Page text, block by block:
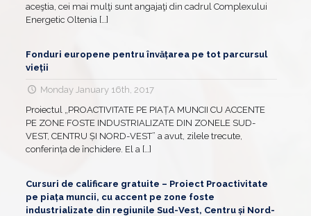
aceştia, cei mai mulţi sunt angajaţi din cadrul Complexului
Energetic Oltenia […]
Fonduri europene pentru învățarea pe tot parcursul
vieții
Monday January 16th, 2017
Proiectul „PROACTIVITATE PE PIAȚA MUNCII CU ACCENTE
PE ZONE FOSTE INDUSTRIALIZATE DIN ZONELE SUD-
VEST, CENTRU ȘI NORD-VEST” a avut, zilele trecute,
conferința de închidere. El a […]
Cursuri de calificare gratuite – Proiect Proactivitate
pe piața muncii, cu accent pe zone foste
industrializate din regiunile Sud-Vest, Centru și Nord-